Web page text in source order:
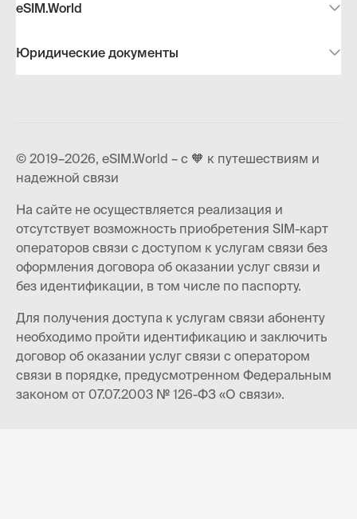
eSIM.World
Юридические документы
© 2019–2026, eSIM.World – с 🧡 к путешествиям и
надежной связи
На сайте не осуществляется реализация и
отсутствует возможность приобретения SIM-карт
операторов связи с доступом к услугам связи без
оформления договора об оказании услуг связи и
без идентификации, в том числе по паспорту.
Для получения доступа к услугам связи абоненту
необходимо пройти идентификацию и заключить
договор об оказании услуг связи с оператором
связи в порядке, предусмотренном Федеральным
законом от 07.07.2003 № 126-ФЗ «О связи».